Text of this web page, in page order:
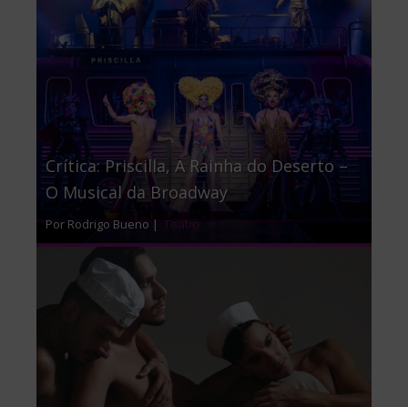
Crítica: Priscilla, A Rainha do Deserto –
O Musical da Broadway
Por Rodrigo Bueno | Teatro